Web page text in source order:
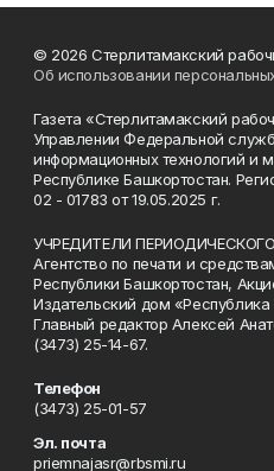
© 2026 Стерлитамакский
Об использовании
Газета «Стерлитамакский
Управлении Федеральной
информационных технологий и
Республике Башкортостан.
02 - 01783 от 19.05.2025 г.
УЧРЕДИТЕЛИ
Агентство по печати и
Республики Башкортостан,
Издательский дом «Республика
Главный редактор Алексей
(3473) 25-14-67.
Телефон
(3473) 25-01-57
Эл. почта
priemnajasr@rbsmi.ru